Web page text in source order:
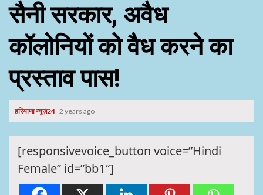
सैनी सरकार, अवैध
कॉलोनियों को वैध करने का
प्रस्ताव पास!
हरियाणा न्यूज़24 2 years ago
[responsivevoice_button voice=”Hindi
Female” id=”bb1″]